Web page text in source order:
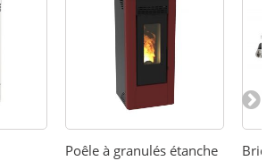
Poêle à granulés étanche